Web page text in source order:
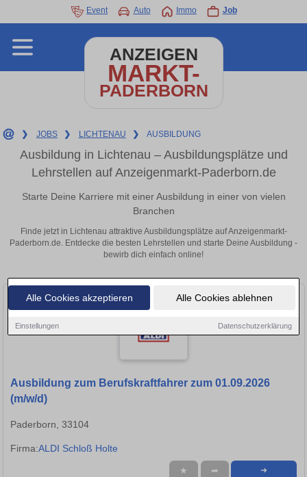
Alle Cookies akzeptieren Alle Cookies ablehnen
Einstellungen Datenschutzerklärung
Event Auto Immo Job
ANZEIGEN
MARKT-
PADERBORN
❯ JOBS ❯ LICHTENAU ❯ AUSBILDUNG
Ausbildung in Lichtenau – Ausbildungsplätze und
Lehrstellen auf Anzeigenmarkt-Paderborn.de
Starte Deine Karriere mit einer Ausbildung in einer von vielen
Branchen
Finde jetzt in Lichtenau attraktive Ausbildungsplätze auf Anzeigenmarkt-
Paderborn.de. Entdecke die besten Lehrstellen und starte Deine Ausbildung -
bewirb dich einfach online!
Ausbildung zum Berufskraftfahrer zum 01.09.2026
(m/w/d)
Paderborn, 33104
Firma:ALDI Schloß Holte
★ ➦ ➜